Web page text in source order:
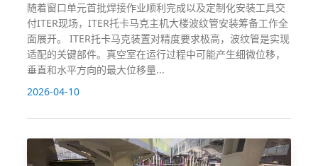
随着窗口单元首批焊接作业顺利完成以及定制化安装工具交
付ITER现场，ITER托卡马克主机大楼波纹管安装筹备工作全
面展开。 ITER托卡马克装置对精度要求极高，波纹管是实现
适配的关键部件。真空室在运行过程中可能产生细微位移，
垂直和水平方向的最大位移量...
2026-04-10